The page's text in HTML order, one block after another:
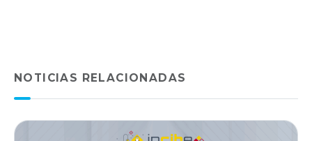
NOTICIAS RELACIONADAS